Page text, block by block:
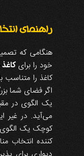
راهنمای
هنگامی که
خود را برای
کاغذ را
اگر فضای شما
یک الگوی در
می‌آید. در غیر
کوچک یک
کننده انتخاب